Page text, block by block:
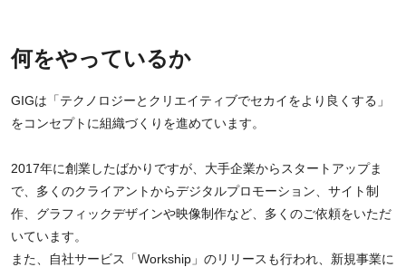
何をやっているか
GIGは「テクノロジーとクリエイティブでセカイをより良くする」
をコンセプトに組織づくりを進めています。
2017年に創業したばかりですが、大手企業からスタートアップま
で、多くのクライアントからデジタルプロモーション、サイト制
作、グラフィックデザインや映像制作など、多くのご依頼をいただ
いています。
また、自社サービス「Workship」のリリースも行われ、新規事業に